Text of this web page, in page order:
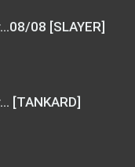
08 [SLAYER]
[TANKARD]